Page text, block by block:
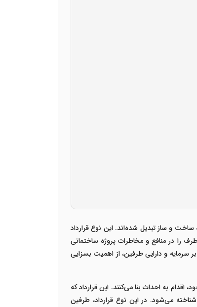
و ساز تبدیل شده‌اند. این نوع قرارداد
را در منافع و مخاطرات پروژه ساختمانی
و دارایی طرفین، از اهمیت بسزایی
به احداث بنا می‌کنند. این قرارداد که
ساختمانی شناخته می‌شود. در این نوع قرارداد، طرفین